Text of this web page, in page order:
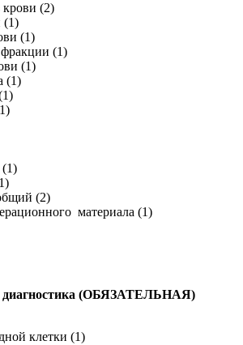
(2)
(1)
(1)
(1)
(1)
(1)
(2)
материала (1)
диагностика (ОБЯЗАТЕЛЬНАЯ)
клетки (1)